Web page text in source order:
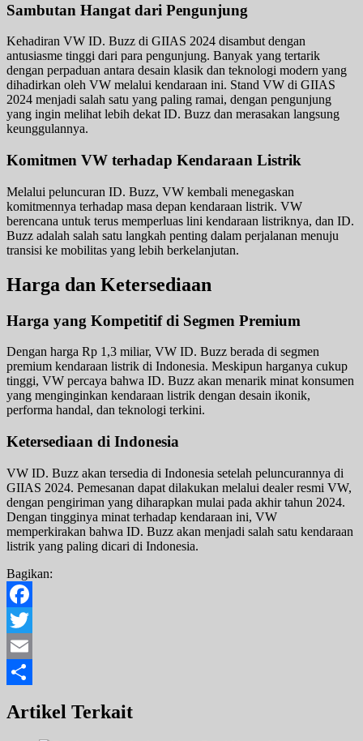
Sambutan Hangat dari Pengunjung
Kehadiran VW ID. Buzz di GIIAS 2024 disambut dengan
antusiasme tinggi dari para pengunjung. Banyak yang tertarik
dengan perpaduan antara desain klasik dan teknologi modern yang
dihadirkan oleh VW melalui kendaraan ini. Stand VW di GIIAS
2024 menjadi salah satu yang paling ramai, dengan pengunjung
yang ingin melihat lebih dekat ID. Buzz dan merasakan langsung
keunggulannya.
Komitmen VW terhadap Kendaraan Listrik
Melalui peluncuran ID. Buzz, VW kembali menegaskan
komitmennya terhadap masa depan kendaraan listrik. VW
berencana untuk terus memperluas lini kendaraan listriknya, dan ID.
Buzz adalah salah satu langkah penting dalam perjalanan menuju
transisi ke mobilitas yang lebih berkelanjutan.
Harga dan Ketersediaan
Harga yang Kompetitif di Segmen Premium
Dengan harga Rp 1,3 miliar, VW ID. Buzz berada di segmen
premium kendaraan listrik di Indonesia. Meskipun harganya cukup
tinggi, VW percaya bahwa ID. Buzz akan menarik minat konsumen
yang menginginkan kendaraan listrik dengan desain ikonik,
performa handal, dan teknologi terkini.
Ketersediaan di Indonesia
VW ID. Buzz akan tersedia di Indonesia setelah peluncurannya di
GIIAS 2024. Pemesanan dapat dilakukan melalui dealer resmi VW,
dengan pengiriman yang diharapkan mulai pada akhir tahun 2024.
Dengan tingginya minat terhadap kendaraan ini, VW
memperkirakan bahwa ID. Buzz akan menjadi salah satu kendaraan
listrik yang paling dicari di Indonesia.
Bagikan:
Facebook
Twitter
Email
Artikel Terkait